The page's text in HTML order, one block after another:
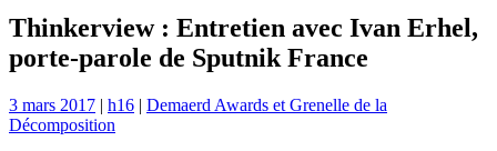
Thinkerview : Entretien avec Ivan Erhel,
porte-parole de Sputnik France
3 mars 2017 | h16 | Demaerd Awards et Grenelle de la
Décomposition